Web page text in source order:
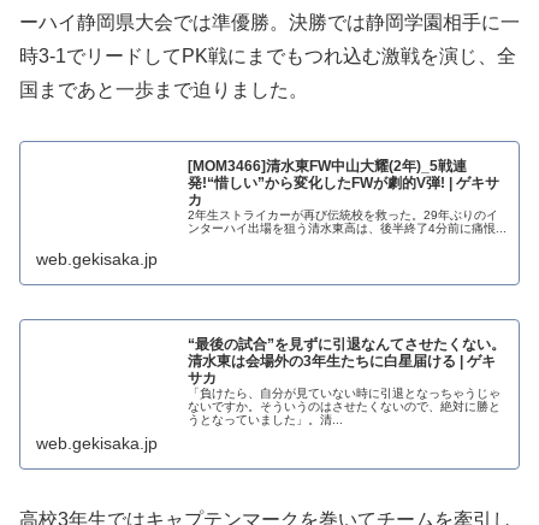
ーハイ静岡県大会では準優勝。決勝では静岡学園相手に一
時3-1でリードしてPK戦にまでもつれ込む激戦を演じ、全
国まであと一歩まで迫りました。
[MOM3466]清水東FW中山大耀(2年)_5戦連
発!“惜しい”から変化したFWが劇的V弾! | ゲキサ
カ
2年生ストライカーが再び伝統校を救った。29年ぶりのイ
ンターハイ出場を狙う清水東高は、後半終了4分前に痛恨...
web.gekisaka.jp
“最後の試合”を見ずに引退なんてさせたくない。
清水東は会場外の3年生たちに白星届ける | ゲキ
サカ
「負けたら、自分が見ていない時に引退となっちゃうじゃ
ないですか。そういうのはさせたくないので、絶対に勝と
うとなっていました」。清...
web.gekisaka.jp
高校3年生ではキャプテンマークを巻いてチームを牽引し